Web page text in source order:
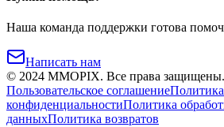
Наша команда поддержки готова
Написать нам
© 2024 MMOPIX. Все права защищены.
Пользовательское соглашениеПолитика
конфиденциальностиПолитика
данныхПолитика возвратов